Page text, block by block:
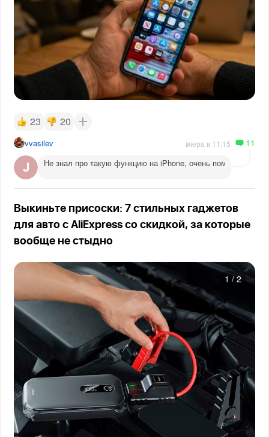
23 20
vvasilev вчера в 11:15 11
Не знал про такую функцию на iPhone, очень помогает
Выкиньте присоски: 7 стильных гаджетов
для авто с AliExpress со скидкой, за которые
вообще не стыдно
1 / 2